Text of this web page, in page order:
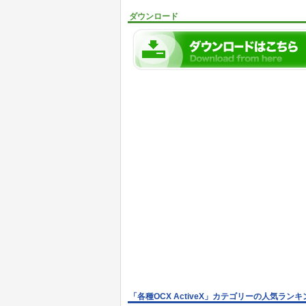
ダウンロード
「各種OCX ActiveX」カテゴリーの人気ランキ